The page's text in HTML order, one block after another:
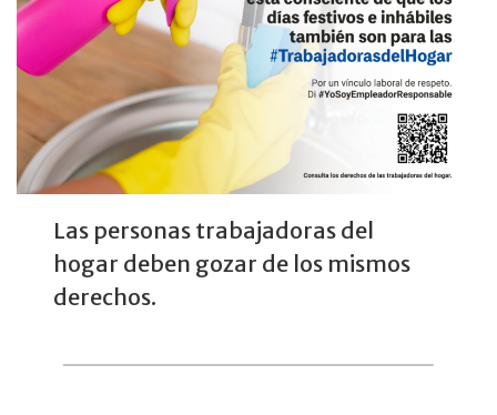
Las personas trabajadoras del
hogar deben gozar de los mismos
derechos.